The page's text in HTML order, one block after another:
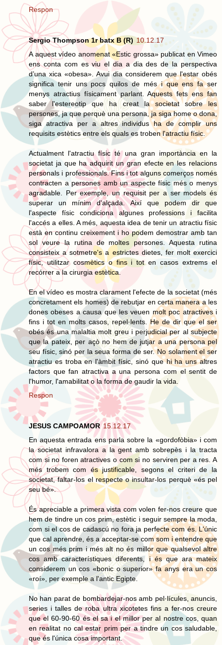
Respon
Sergio Thompson 1r batx B (R) 10.12.17
A aquest vídeo anomenat «Estic grossa» publicat en Vimeo
ens conta com es viu el dia a dia des de la perspectiva
d’una xica «obesa». Avui dia considerem que l'estar obés
significa tenir uns pocs quilos de més i que ens fa ser
menys atractius físicament parlant. Aquests fets ens fan
saber l'estereotip que ha creat la societat sobre les
persones, ja que perquè una persona, ja siga home o dona,
siga atractiva per a altres individus ha de complir uns
requisits estètics entre els quals es troben l'atractiu físic.
Actualment l'atractiu físic té una gran importància en la
societat ja que ha adquirit un gran efecte en les relacions
personals i professionals. Fins i tot alguns comerços només
contracten a persones amb un aspecte físic més o menys
agradable. Per exemple, un requisit per a ser models és
superar un mínim d'alçada. Així que podem dir que
l'aspecte físic condiciona algunes professions i facilita
l'accés a elles. A més, aquesta idea de tenir un atractiu físic
està en continu creixement i ho podem demostrar amb tan
sol veure la rutina de moltes persones. Aquesta rutina
consisteix a sotmetre's a estrictes dietes, fer molt exercici
físic, utilitzar cosmètics o fins i tot en casos extrems el
recórrer a la cirurgia estètica.
En el vídeo es mostra clarament l'efecte de la societat (més
concretament els homes) de rebutjar en certa manera a les
dones obeses a causa que les veuen molt poc atractives i
fins i tot en molts casos, repel·lents. He de dir que el ser
obés és una malaltia molt greu i perjudicial per al subjecte
que la pateix, per açò no hem de jutjar a una persona pel
seu físic, sinó per la seua forma de ser. No solament el ser
atractiu es troba en l'àmbit físic, sinó que hi ha uns altres
factors que fan atractiva a una persona com el sentit de
l'humor, l'amabilitat o la forma de gaudir la vida.
Respon
JESUS CAMPOAMOR 15.12.17
En aquesta entrada ens parla sobre la «gordofòbia» i com
la societat infravalora a la gent amb sobrepès i la tracta
com si no foren atractives o com si no serviren per a res. A
més trobem com és justificable, segons el criteri de la
societat, faltar-los el respecte o insultar-los perquè «és pel
seu bé».
És apreciable a primera vista com volen fer-nos creure que
hem de tindre un cos prim, estètic i seguir sempre la moda,
com si el cos de cadascú no fora ja perfecte com és. L'únic
que cal aprendre, és a acceptar-se com som i entendre que
un cos més prim i més alt no és millor que qualsevol altre
cos amb característiques diferents, i és que ara mateix
considerem un cos «bonic o superior» fa anys era un cos
«roí», per exemple a l'antic Egipte.
No han parat de bombardejar-nos amb pel·lícules, anuncis,
series i talles de roba ultra xicotetes fins a fer-nos creure
que el 60-90-60 és el sa i el millor per al nostre cos, quan
en realitat no cal estar prim per a tindre un cos saludable,
que és l'única cosa important.